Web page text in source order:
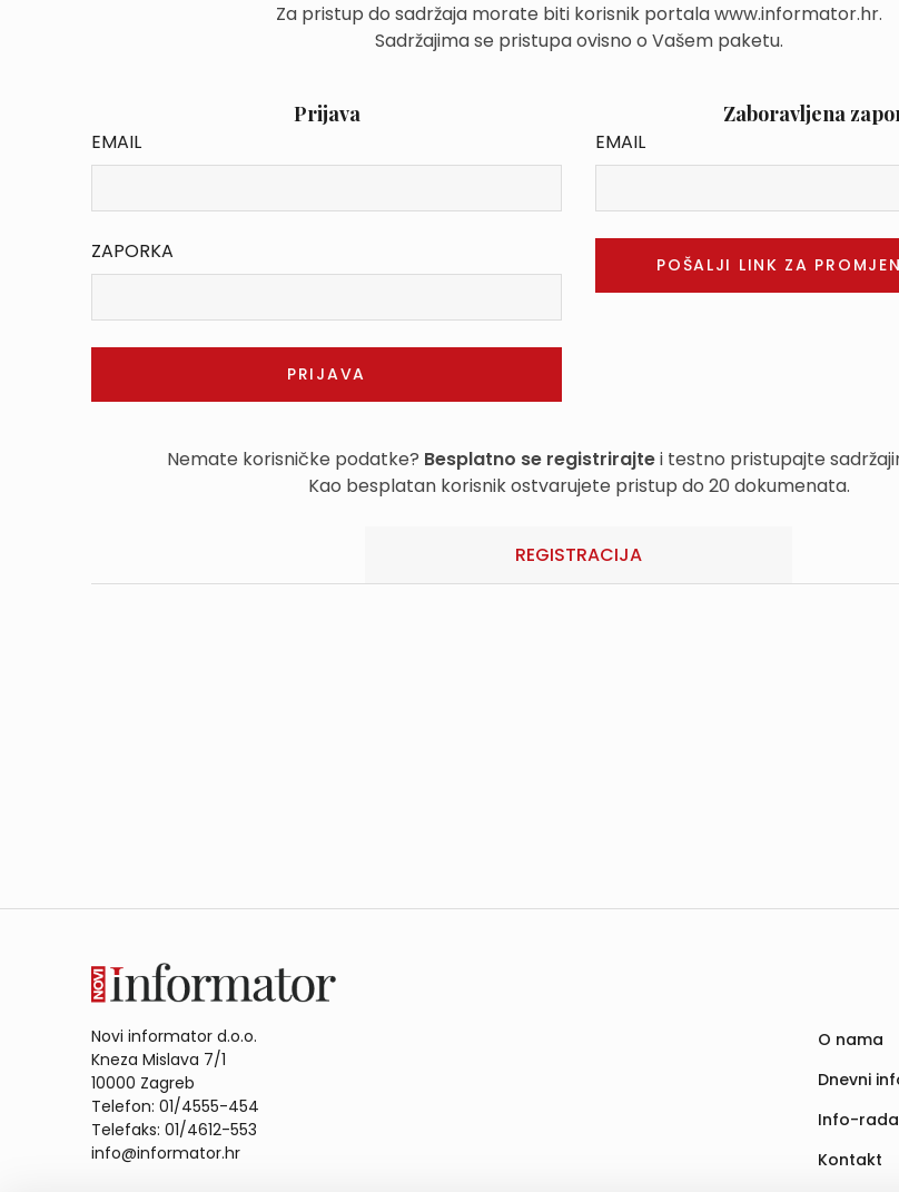
Za pristup do sadržaja morate biti korisnik portala www.informator.hr.
Sadržajima se pristupa ovisno o Vašem paketu.
Prijava
EMAIL
ZAPORKA
Zaboravljena
EMAIL
Nemate korisničke podatke? Besplatno se registrirajtei testno pristupajte
Kao besplatan korisnik ostvarujete pristup do 20 dokumenata.
REGISTRACIJA
Novi informator d.o.o.
Kneza Mislava 7/1
10000 Zagreb
Telefon: 01/4555-454
Telefaks: 01/4612-553
info@informator.hr
O nama
Dnevni
Info-
Kontakt